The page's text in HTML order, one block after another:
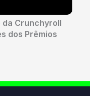
da Crunchyroll
dos Prêmios